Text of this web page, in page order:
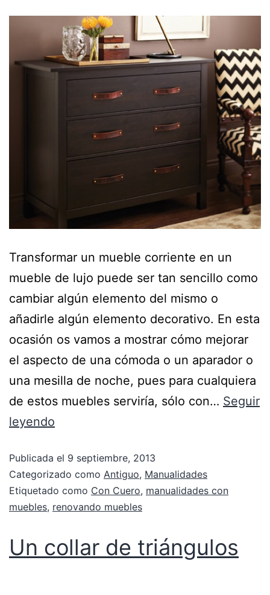
Transformar un mueble corriente en un
mueble de lujo puede ser tan sencillo como
cambiar algún elemento del mismo o
añadirle algún elemento decorativo. En esta
ocasión os vamos a mostrar cómo mejorar
el aspecto de una cómoda o un aparador o
una mesilla de noche, pues para cualquiera
de estos muebles serviría, sólo con… Seguir
leyendo
Publicada el 9 septiembre, 2013
Categorizado como Antiguo, Manualidades
Etiquetado como Con Cuero, manualidades con
muebles, renovando muebles
Un collar de triángulos